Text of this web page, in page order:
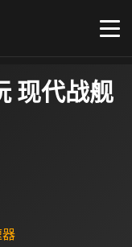
现代战舰